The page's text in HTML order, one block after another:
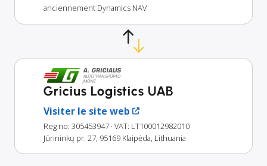
anciennement Dynamics NAV
Gricius Logistics UAB
Visiter le site web
Reg no: 305453947 · VAT: LT100012982010
Jūrininkų pr. 27, 95169 Klaipėda, Lithuania